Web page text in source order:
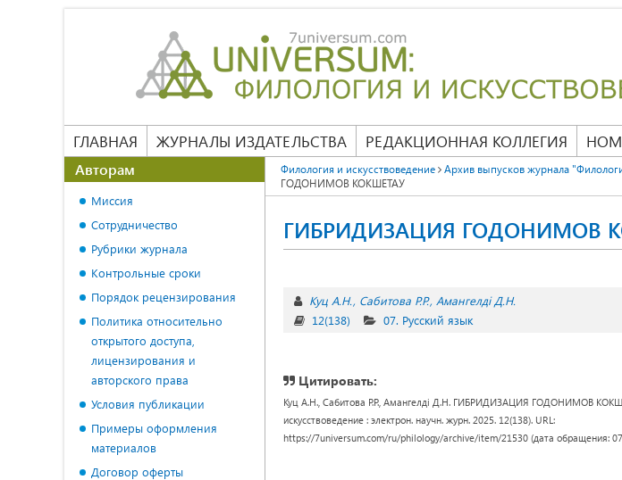
ГЛАВНАЯ ЖУРНАЛЫ ИЗДАТЕЛЬСТВА РЕДАКЦИОННАЯ КОЛЛЕГИЯ
Филология и искусствоведение Архив выпусков журнала
ГОДОНИМОВ КОКШЕТАУ
ГИБРИДИЗАЦИЯ ГОДОНИМОВ
Куц А.Н. Сабитова Р.Р. Амангелді Д.Н.
12(138)
07. Русский язык
Цитировать:
Куц А.Н., Сабитова Р.Р., Амангелді Д.Н. ГИБРИДИЗАЦИЯ ГОДОНИМОВ
искусствоведение : электрон. научн. журн. 2025. 12(138). URL:
https://7universum.com/ru/philology/archive/item/21530 (дата обращения:
Авторам
Миссия
Сотрудничество
Рубрики журнала
Контрольные сроки
Порядок рецензирования
Политика относительно
открытого доступа,
лицензирования и
авторского права
Условия публикации
Примеры оформления
материалов
Договор оферты